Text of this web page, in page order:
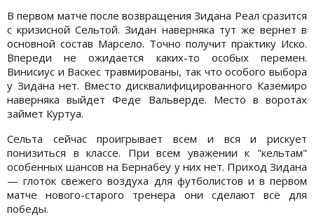
В первом матче после возвращения Зидана Реал сразится
с кризисной Сельтой. Зидан наверняка тут же вернет в
основной состав Марсело. Точно получит практику Иско.
Впереди не ожидается каких-то особых перемен.
Винисиус и Васкес травмированы, так что особого выбора
у Зидана нет. Вместо дисквалифицированного Каземиро
наверняка выйдет Феде Вальверде. Место в воротах
займет Куртуа.
Сельта сейчас проигрывает всем и вся и рискует
понизиться в классе. При всем уважении к "кельтам"
особенных шансов на Бернабеу у них нет. Приход Зидана
— глоток свежего воздуха для футболистов и в первом
матче нового-старого тренера они сделают всё для
победы.